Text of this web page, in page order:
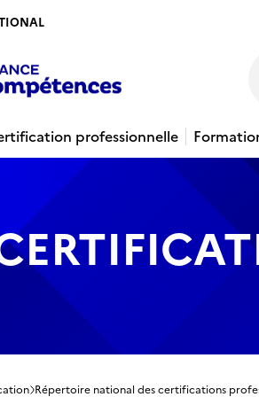
professionnelle
Répertoire national des certifications